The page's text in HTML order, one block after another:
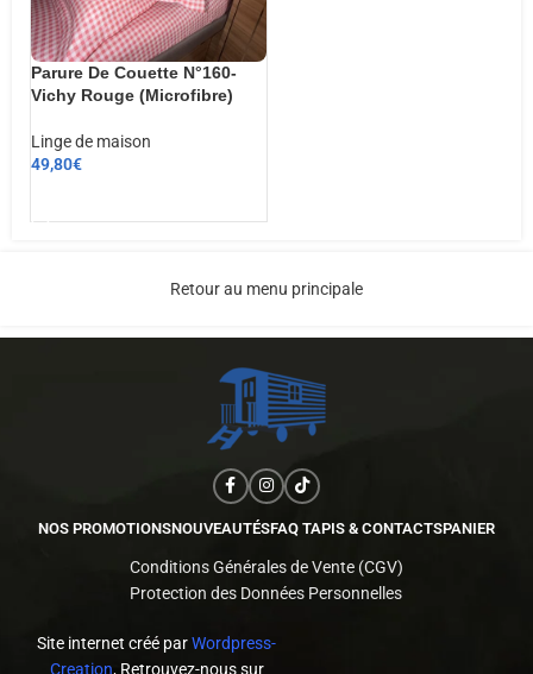
Parure De Couette N°160-
Vichy Rouge (Microfibre)
Linge de maison
49,80€
Retour au menu principale
NOS PROMOTIONSNOUVEAUTÉSFAQ TAPIS & CONTACTSPANIER
Conditions Générales de Vente (CGV)
Protection des Données Personnelles
Site internet créé parWordpress-
Creation, Retrouvez-nous sur